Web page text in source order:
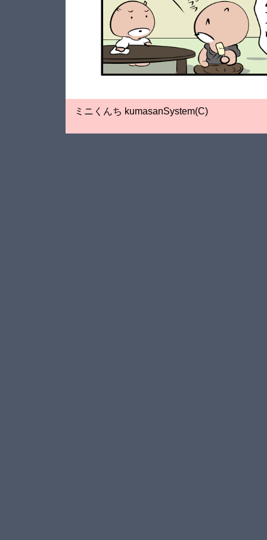
ミニくんち kumasanSystem(C)